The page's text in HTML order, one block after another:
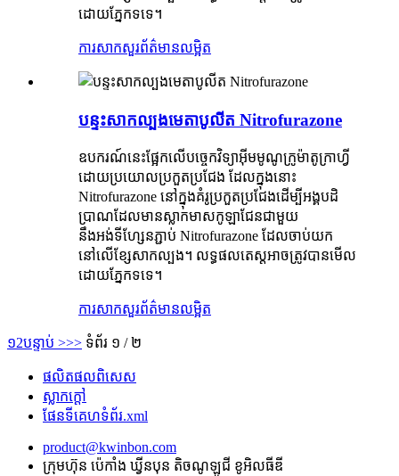
ដោយភ្នែកទទេ។
ការសាកសួរព័ត៌មានលម្អិត
បន្ទះសាកល្បងមេតាបូលីត Nitrofurazone
ឧបករណ៍នេះផ្អែកលើបច្ចេកវិទ្យាអ៊ីមមូណូក្រូម៉ាតូក្រាហ្វី
ដោយប្រយោលប្រកួតប្រជែង ដែលក្នុងនោះ
Nitrofurazone នៅក្នុងគំរូប្រកួតប្រជែងដើម្បីអង្គបដិ
ប្រាណដែលមានស្លាកមាសកូឡាជែនជាមួយ
នឹងអង់ទីហ្សែនភ្ជាប់ Nitrofurazone ដែលចាប់យក
នៅលើខ្សែសាកល្បង។ លទ្ធផលតេស្តអាចត្រូវបានមើល
ដោយភ្នែកទទេ។
ការសាកសួរព័ត៌មានលម្អិត
១2បន្ទាប់ >>> ទំព័រ ១ / ២
ផលិតផលពិសេស
ស្លាក​ក្តៅ
ផែនទីគេហទំព័រ.xml
product@kwinbon.com
ក្រុមហ៊ុន ប៉េកាំង ឃ្វីនបុន តិចណូឡូជី ខូអិលធីឌី